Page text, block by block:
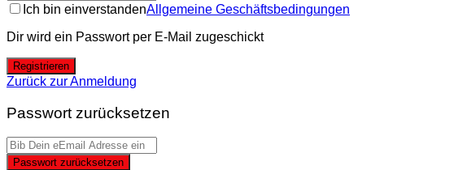
Ich bin einverstandenAllgemeine Geschäftsbedingungen
Dir wird ein Passwort per E-Mail zugeschickt
Registrieren
Zurück zur Anmeldung
Passwort zurücksetzen
Passwort zurücksetzen